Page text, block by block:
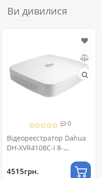
Ви дивилися
0
Відеореєстратор Dahua
DH-XVR4108C-I 8-
1U 1HDD WizSense
4515грн.